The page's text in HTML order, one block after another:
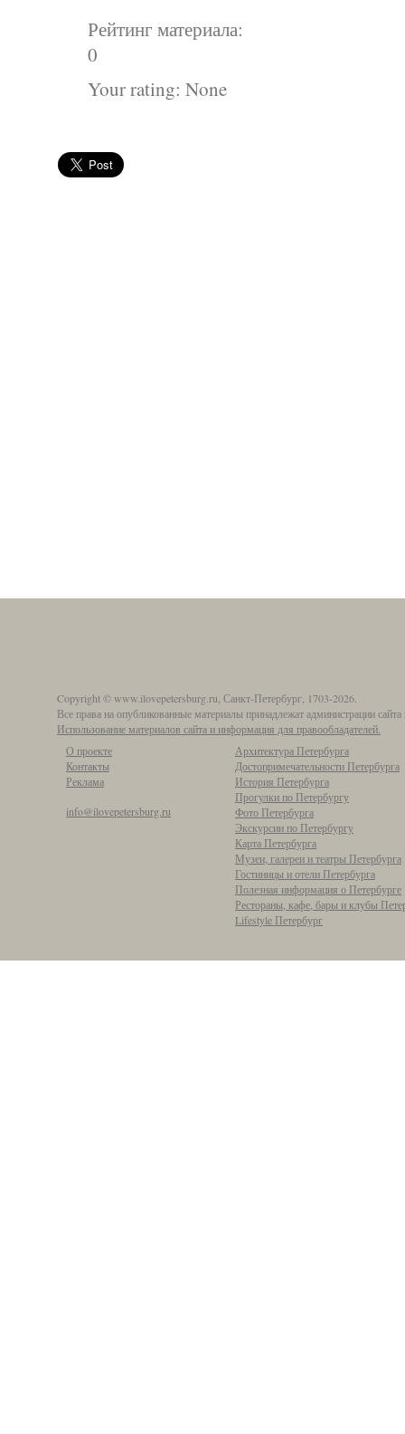
Рейтинг материала:
0
Your rating: None
Copyright © www.ilovepetersburg.ru, Санкт-Петербург, 1703-2026.
Все права на опубликованные материалы принадлежат администрации
Использование материалов сайта и информация для правообладателей.
О проекте
Контакты
Реклама
info@ilovepetersburg.ru
Архитектура Петербурга
Достопримечательности Петербурга
История Петербурга
Прогулки по Петербургу
Фото Петербурга
Экскурсии по Петербургу
Карта Петербурга
Музеи, галереи и театры Петербурга
Гостиницы и отели Петербурга
Полезная информация о Петербурге
Рестораны, кафе, бары и клубы
Lifestyle Петербург